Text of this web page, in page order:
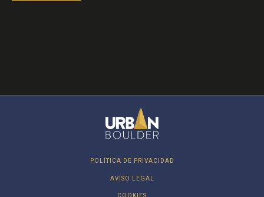
POLÍTICA DE PRIVACIDAD
AVISO LEGAL
COOKIES